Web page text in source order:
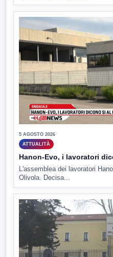
5 AGOSTO 2026
ATTUALITÀ
Hanon-Evo, i lavoratori
L'assemblea dei lavoratori
Olivola. Decisa...